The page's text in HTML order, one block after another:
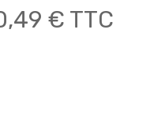
€ TTC